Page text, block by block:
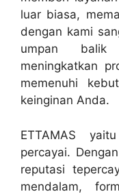
luar biasa,
dengan kami
umpan
meningkatkan
memenuhi
keinginan Anda.
ETTAMAS
percayai.
reputasi
mendalam,